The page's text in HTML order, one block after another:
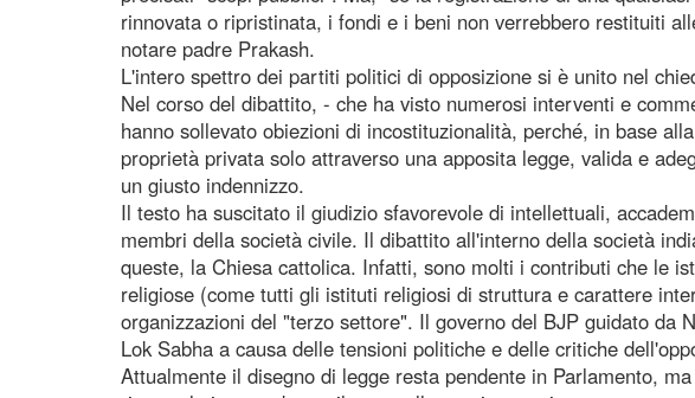
rinnovata o ripristinata, i fondi e i beni non verrebbero restituiti
notare padre Prakash.
L'intero spettro dei partiti politici di opposizione si è unito nel
Nel corso del dibattito, - che ha visto numerosi interventi e
hanno sollevato obiezioni di incostituzionalità, perché, in base
proprietà privata solo attraverso una apposita legge, valida e
un giusto indennizzo.
Il testo ha suscitato il giudizio sfavorevole di intellettuali,
membri della società civile. Il dibattito all'interno della società
queste, la Chiesa cattolica. Infatti, sono molti i contributi che le
religiose (come tutti gli istituti religiosi di struttura e carattere
organizzazioni del "terzo settore". Il governo del BJP guidato da
Lok Sabha a causa delle tensioni politiche e delle critiche
Attualmente il disegno di legge resta pendente in Parlamento,